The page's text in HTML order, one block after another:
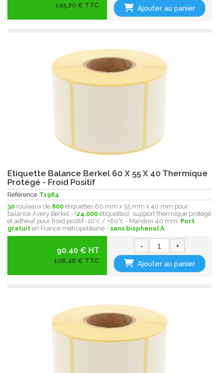
145,20 € TTC Ajouter au panier
Etiquette Balance Berkel 60 X 55 X 40 Thermique
Protégé - Froid Positif
Référence T1984
30 rouleaux de 800 étiquettes 60 mm x 55 mm x 40 mm pour
balance Avery Berkel - (24.000 étiquettes) support thermique protégé
et adhésif pour froid positif -10°c / +60°c - Mandrin 40 mm. Port
gratuit en France métropolitaine - sans bisphenol A
90.40 € HT
108,48 € TTC
- +
Ajouter au panier